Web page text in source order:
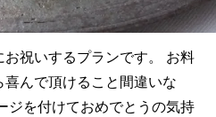
祝いするプランです。 お料
んで頂けること間違いな
ジを付けておめでとうの気持